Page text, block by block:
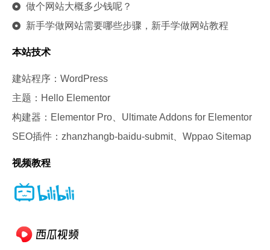
做个网站大概多少钱呢？
新手学做网站需要哪些步骤，新手学做网站教程
本站技术
建站程序：WordPress
主题：Hello Elementor
构建器：Elementor Pro、Ultimate Addons for Elementor
SEO插件：zhanzhangb-baidu-submit、Wppao Sitemap
视频教程